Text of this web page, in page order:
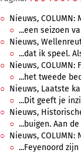
Nieuws,
...een seizoen
Nieuws,
...dat ik speel.
Nieuws,
...het tweede
Nieuws, Laatste
...Dit geeft je
Nieuws,
...buigen. Aan
Nieuws, COLUMN:
...Feyenoord